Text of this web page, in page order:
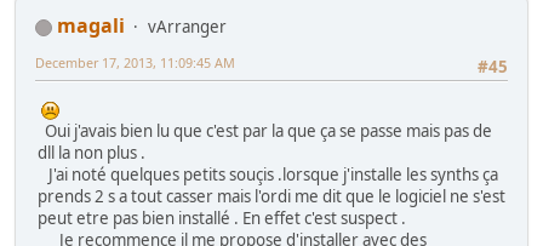
magali
vArranger
#45
December 17, 2013, 11:09:45 AM
Oui j'avais bien lu que c'est par la que ça se passe mais pas de
dll la non plus .
J'ai noté quelques petits souçis .lorsque j'installe les synths ça
prends 2 s a tout casser mais l'ordi me dit que le logiciel ne s'est
peut etre pas bien installé . En effet c'est suspect .
Je recommence il me propose d'installer avec des